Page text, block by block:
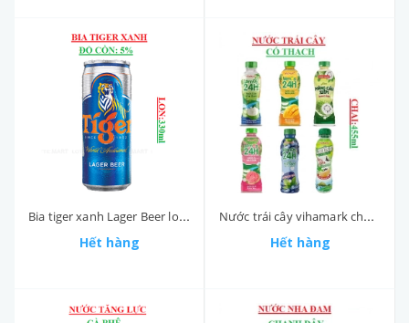
Bia tiger xanh Lager Beer lon 330ml
Hết hàng
Nước trái cây vihamark chai (400-:-455)ml
Hết hàng